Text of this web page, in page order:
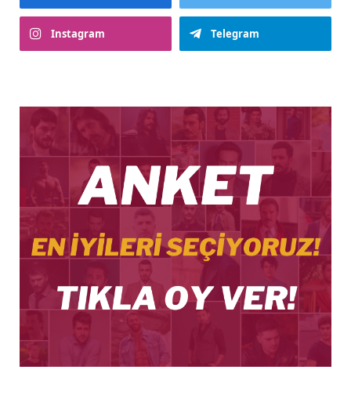
Instagram Telegram